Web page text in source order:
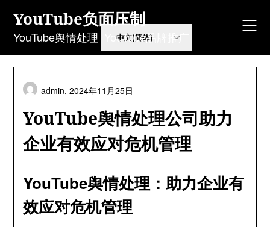
content
YouTube负面压制
YouTube舆情处理_YouTube品牌推广
YouTube舆情处理公司助力
企业有效应对危机管理
admin,2024年11月25日
YouTube舆情处理：助力企业有
效应对危机管理